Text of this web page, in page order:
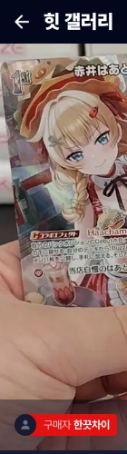
힛 갤러리
구매자 한끗차이